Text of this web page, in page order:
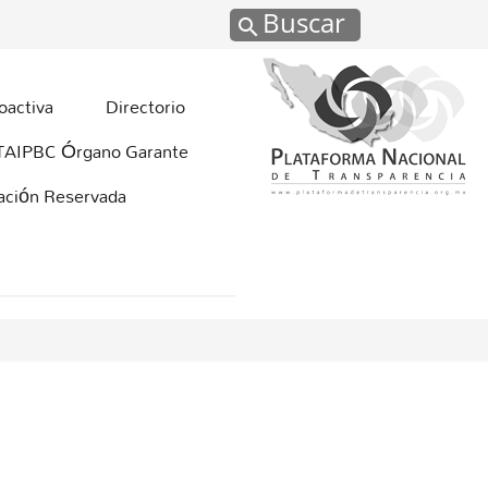
Buscar
Directorio
Órgano Garante
Reservada